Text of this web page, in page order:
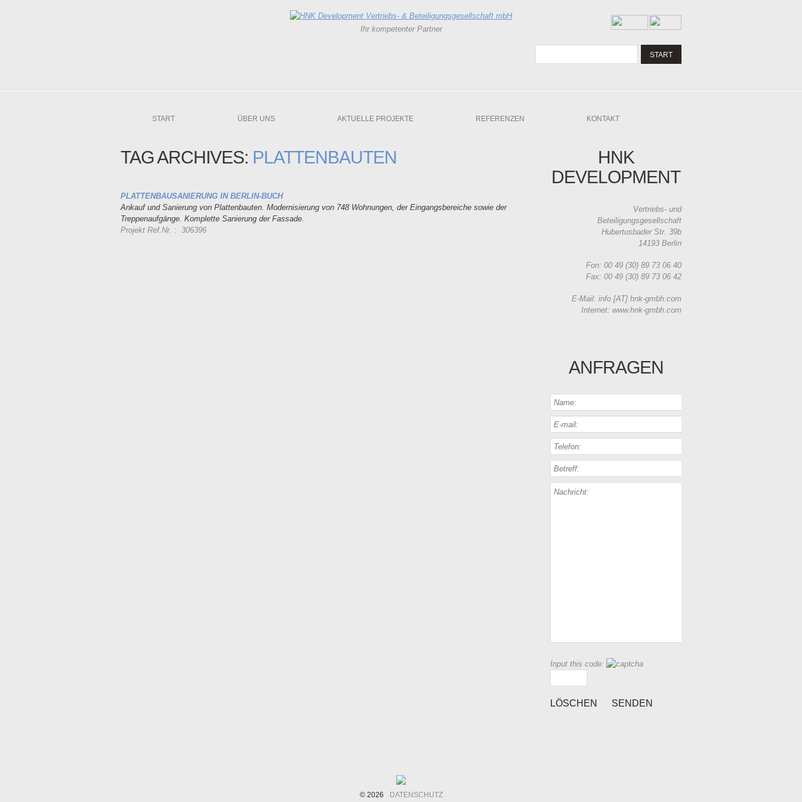
Ihr kompetenter Partner
START ÜBER UNS AKTUELLE PROJEKTE REFERENZEN KONTAKT
TAG ARCHIVES: PLATTENBAUTEN
PLATTENBAUSANIERUNG IN BERLIN-BUCH
Ankauf und Sanierung von Plattenbauten. Modernisierung von 748 Wohnungen, der Eingangsbereiche sowie der
Treppenaufgänge. Komplette Sanierung der Fassade.
Projekt Ref.Nr. : 306396
HNK
DEVELOPMENT
Vertriebs- und
Beteiligungsgesellschaft
Hubertusbader Str. 39b
14193 Berlin
Fon: 00 49 (30) 89 73 06 40
Fax: 00 49 (30) 89 73 06 42
E-Mail: info [AT] hnk-gmbh.com
Internet: www.hnk-gmbh.com
ANFRAGEN
Input this code:
© 2026 DATENSCHUTZ